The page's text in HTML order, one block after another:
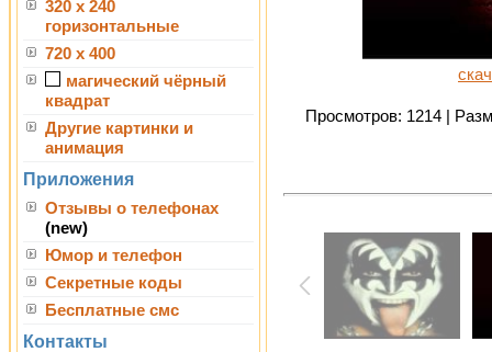
320 x 240
горизонтальные
720 x 400
магический чёрный
квадрат
Другие картинки и
анимация
Приложения
Отзывы о телефонах
(new)
Юмор и телефон
Секретные коды
Бесплатные смс
Контакты
Просмотров: 1214 |